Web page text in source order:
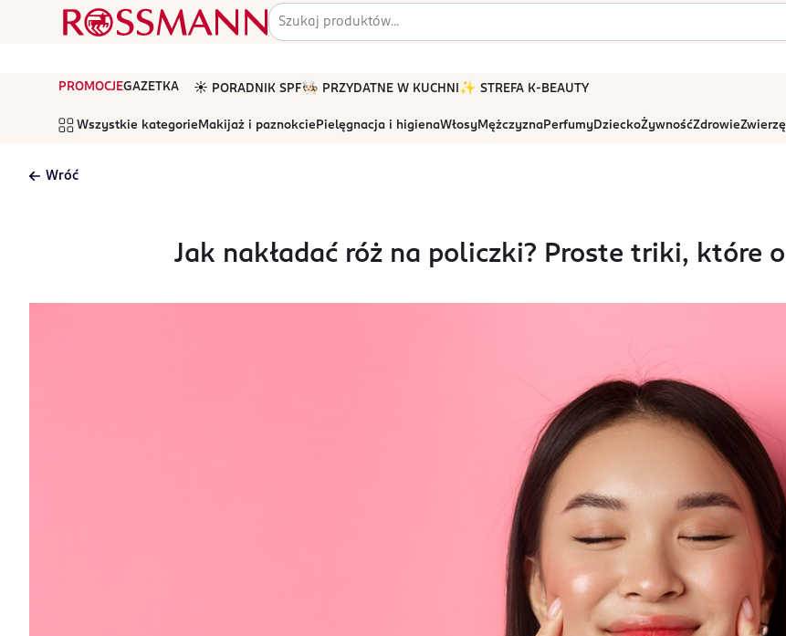
PROMOCJEGAZETKA ☀️ PORADNIK SPF🧑🏻‍🍳 PRZYDATNE W KUCHNI ✨ STREFA K-BEAUTY
Wszystkie kategorie Makijaż i paznokcie Pielęgnacja i higienaWłosyMężczyznaPerfumyDzieckoŻywnośćZdrowie
Wróć
Jak nakładać róż na policzki? Proste triki, które